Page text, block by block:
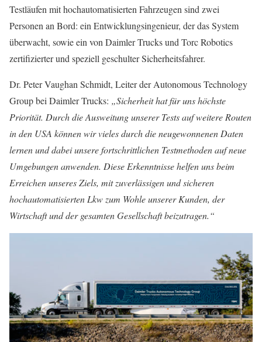
Testläufen mit hochautomatisierten Fahrzeugen sind zwei
Personen an Bord: ein Entwicklungsingenieur, der das System
überwacht, sowie ein von Daimler Trucks und Torc Robotics
zertifizierter und speziell geschulter Sicherheitsfahrer.
Dr. Peter Vaughan Schmidt, Leiter der Autonomous Technology
Group bei Daimler Trucks: „Sicherheit hat für uns höchste
Priorität. Durch die Ausweitung unserer Tests auf weitere Routen
in den USA können wir vieles durch die neugewonnenen Daten
lernen und dabei unsere fortschrittlichen Testmethoden auf neue
Umgebungen anwenden. Diese Erkenntnisse helfen uns beim
Erreichen unseres Ziels, mit zuverlässigen und sicheren
hochautomatisierten Lkw zum Wohle unserer Kunden, der
Wirtschaft und der gesamten Gesellschaft beizutragen.“